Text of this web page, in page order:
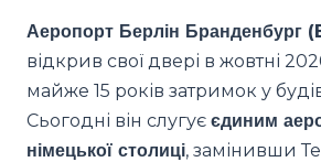
Аеропорт Берлін Бранденбург
відкрив свої двері в жовтні
майже 15 років затримок у
Сьогодні він слугує єдиним
німецької столиці, замінивши